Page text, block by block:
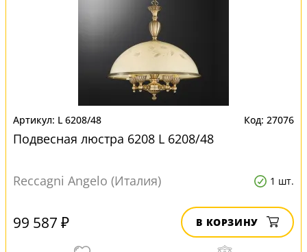
L 6208/48 27076
Подвесная люстра 6208 L 6208/48
Reccagni Angelo (Италия) 1 шт.
99 587 ₽ В КОРЗИНУ